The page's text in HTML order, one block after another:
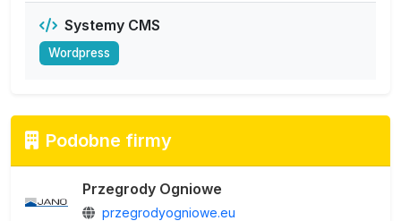
Systemy CMS
Wordpress
Podobne firmy
Przegrody Ogniowe
przegrodyogniowe.eu